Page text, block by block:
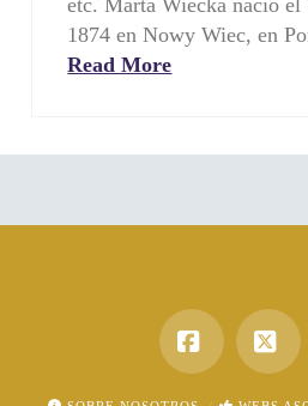
etc. Marta Wiecka nació el
1874 en Nowy Wiec, en
Read More